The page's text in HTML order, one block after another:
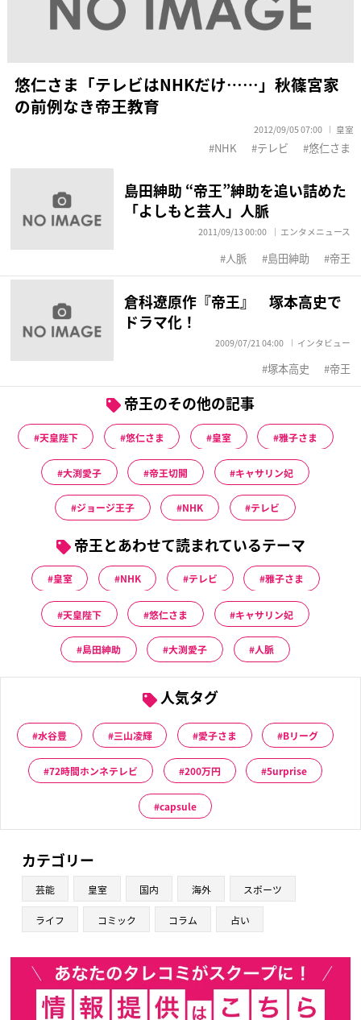
悠仁さま「テレビはNHKだけ……」秋篠宮家
の前例なき帝王教育
2012/09/05 07:00 皇室
NHK テレビ 悠仁さま
島田紳助 “帝王”紳助を追い詰めた
「よしもと芸人」人脈
2011/09/13 00:00 エンタメニュース
人脈 島田紳助 帝王
倉科遼原作『帝王』 塚本高史で
ドラマ化！
2009/07/21 04:00 インタビュー
塚本高史 帝王
帝王のその他の記事
天皇陛下 悠仁さま 皇室 雅子さま
大渕愛子 帝王切開 キャサリン妃
ジョージ王子 NHK テレビ
帝王とあわせて読まれているテーマ
皇室 NHK テレビ 雅子さま
天皇陛下 悠仁さま キャサリン妃
島田紳助 大渕愛子 人脈
人気タグ
水谷豊 三山凌輝 愛子さま Bリーグ
72時間ホンネテレビ 200万円 5urprise
capsule
カテゴリー
芸能 皇室 国内 海外 スポーツ
ライフ コミック コラム 占い